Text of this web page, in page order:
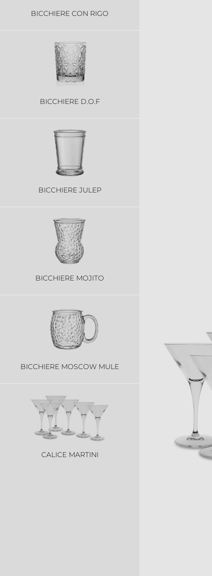
BICCHIERE CON RIGO
BICCHIERE D.O.F
BICCHIERE JULEP
BICCHIERE MOJITO
BICCHIERE MOSCOW MULE
CALICE MARTINI